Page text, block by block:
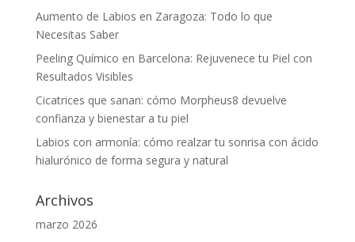
Aumento de Labios en Zaragoza: Todo lo que
Necesitas Saber
Peeling Químico en Barcelona: Rejuvenece tu Piel con
Resultados Visibles
Cicatrices que sanan: cómo Morpheus8 devuelve
confianza y bienestar a tu piel
Labios con armonía: cómo realzar tu sonrisa con ácido
hialurónico de forma segura y natural
Archivos
marzo 2026